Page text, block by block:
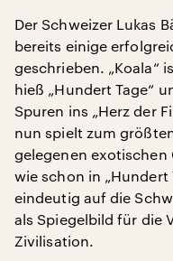
Der Schweizer Lukas
bereits einige
geschrieben. „Koala“
hieß „Hundert Tage“
Spuren ins „Herz der
nun spielt zum
gelegenen exotischen
wie schon in „Hundert
eindeutig auf die
als Spiegelbild für die
Zivilisation.